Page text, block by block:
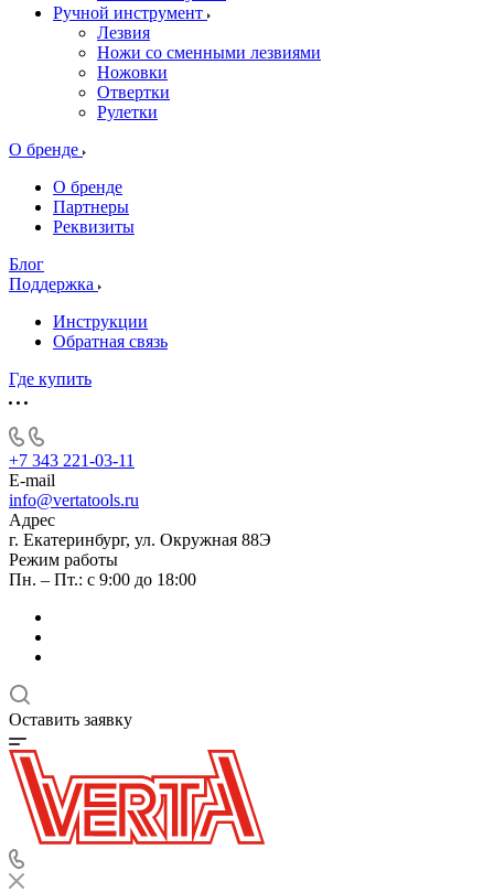
Ручной инструмент
Лезвия
Ножи со сменными лезвиями
Ножовки
Отвертки
Рулетки
О бренде
О бренде
Партнеры
Реквизиты
Блог
Поддержка
Инструкции
Обратная связь
Где купить
+7 343 221-03-11
E-mail
info@vertatools.ru
Адрес
г. Екатеринбург, ул. Окружная 88Э
Режим работы
Пн. – Пт.: с 9:00 до 18:00
Оставить заявку